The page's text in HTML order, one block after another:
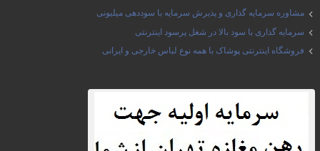
مشاوره سرمایه گذاری و پذیرش سرمایه با سوددهی میلیونی
سرمایه گذاری با سود بالا در شغل پرسود اینترنتی
فروشگاه اینترنتی پوشاک با همه نوع لباس خارجی و ایرانی